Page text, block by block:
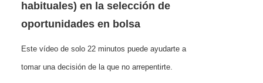
habituales) en la selección de
oportunidades en bolsa
Este vídeo de solo 22 minutos puede ayudarte a
tomar una decisión de la que no arrepentirte.